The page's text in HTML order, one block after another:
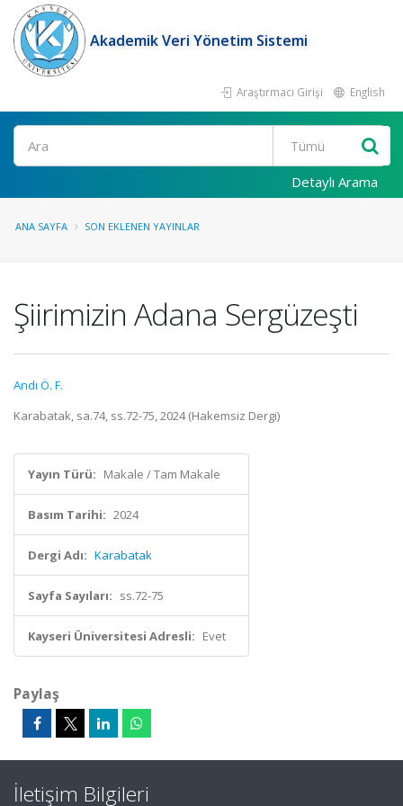
Akademik Veri Yönetim Sistemi
Araştırmacı Girişi English
Ara
Detaylı Arama
ANA SAYFA SON EKLENEN YAYINLAR
Şiirimizin Adana Sergüzeşti
Andı Ö. F.
Karabatak, sa.74, ss.72-75, 2024 (Hakemsiz Dergi)
Yayın Türü: Makale / Tam Makale
Basım Tarihi: 2024
Dergi Adı: Karabatak
Sayfa Sayıları: ss.72-75
Kayseri Üniversitesi Adresli: Evet
Paylaş
İletişim Bilgileri